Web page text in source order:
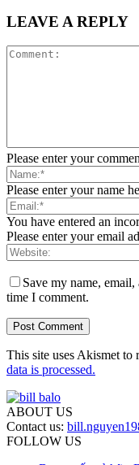
LEAVE A REPLY
Please enter your
Please enter your name
You have entered an
Please enter your email
Save my name,
time I comment.
This site uses Akismet to
data is processed.
ABOUT US
Contact us:
FOLLOW US